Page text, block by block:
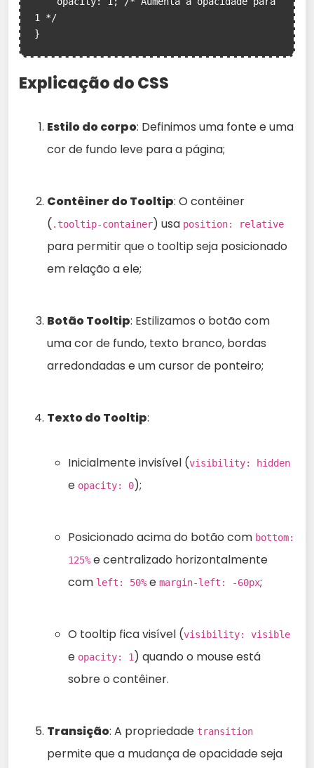
1 */
}
Explicação do CSS
Estilo do corpo: Definimos uma fonte e uma
cor de fundo leve para a página;
Contêiner do Tooltip: O contêiner
( .tooltip-container) usa position: relative
para permitir que o tooltip seja posicionado
em relação a ele;
Botão Tooltip: Estilizamos o botão com
uma cor de fundo, texto branco, bordas
arredondadas e um cursor de ponteiro;
Texto do Tooltip:
Inicialmente invisível (visibility: hidden
e opacity: 0);
Posicionado acima do botão com bottom:
125% e centralizado horizontalmente
com left: 50% e margin-left: -60px;
O tooltip fica visível (visibility: visible
e opacity: 1 ) quando o mouse está
sobre o contêiner.
Transição: A propriedade transition
permite que a mudança de opacidade seja